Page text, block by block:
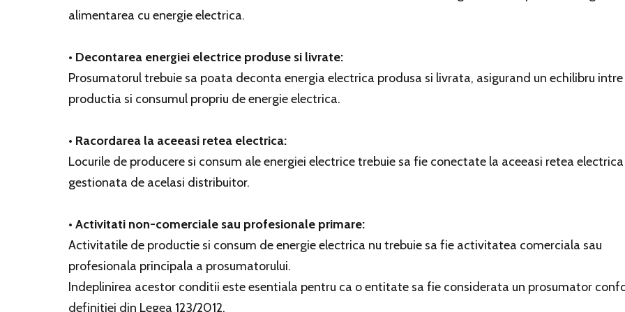
alimentarea cu energie electrica.
• Decontarea energiei electrice produse si livrate:
Prosumatorul trebuie sa poata deconta energia electrica produsa si livrata, asigurand un echilibru intre
productia si consumul propriu de energie electrica.
• Racordarea la aceeasi retea electrica:
Locurile de producere si consum ale energiei electrice trebuie sa fie conectate la aceeasi retea electrica
gestionata de acelasi distribuitor.
• Activitati non-comerciale sau profesionale primare:
Activitatile de productie si consum de energie electrica nu trebuie sa fie activitatea comerciala sau
profesionala principala a prosumatorului.
Indeplinirea acestor conditii este esentiala pentru ca o entitate sa fie considerata un prosumator
definitiei din Legea 123/2012.